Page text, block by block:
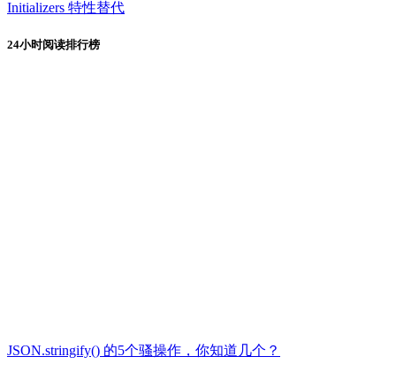
Initializers 特性替代
24小时阅读排行榜
JSON.stringify() 的5个骚操作，你知道几个？